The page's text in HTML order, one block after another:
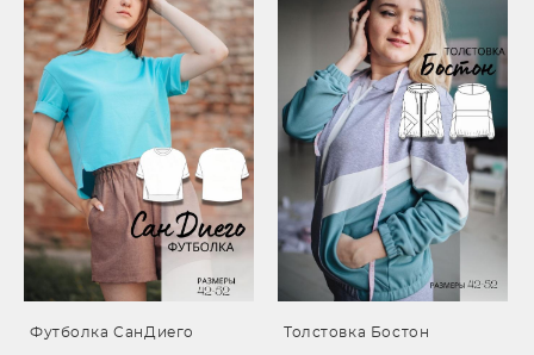
Футболка СанДиего Толстовка Бостон